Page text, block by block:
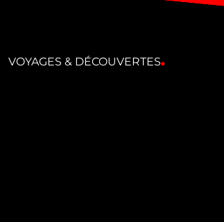
VOYAGES & DÉCOUVERTES